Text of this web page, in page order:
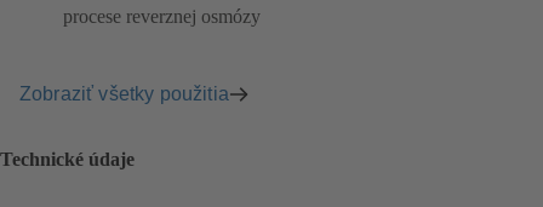
procese reverznej osmózy
Zobraziť všetky použitia
Technické údaje